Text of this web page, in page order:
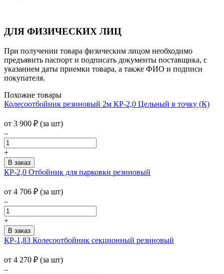
ДЛЯ ФИЗИЧЕСКИХ ЛИЦ
При получении товара физическим лицом необходимо
предъявить паспорт и подписать документы поставщика, с
указанием даты приемки товара, а также ФИО и подписи
покупателя.
Похожие товары
Колесоотбойник резиновый 2м КР-2,0 Цельный в точку (К)
от 3 900 ₽ (за шт)
–
+
КР-2,0 Отбойник для парковки резиновый
от 4 706 ₽ (за шт)
–
+
КР-1,83 Колесоотбойник секционный резиновый
от 4 270 ₽ (за шт)
–